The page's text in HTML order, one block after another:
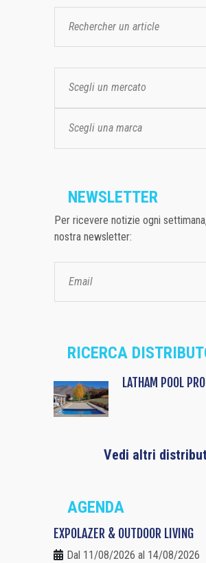
Scegli un mercato
Scegli una marca
NEWSLETTER
Per ricevere notizie ogni
nostra newsletter:
RICERCA
LATHAM POOL
Vedi altri
AGENDA
EXPOLAZER & OUTDOOR LIVING
Dal 11/08/2026 al 14/08/2026